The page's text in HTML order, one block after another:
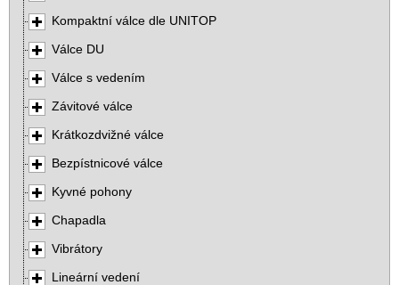
Kompaktní válce dle UNITOP
Válce DU
Válce s vedením
Závitové válce
Krátkozdvižné válce
Bezpístnicové válce
Kyvné pohony
Chapadla
Vibrátory
Lineární vedení